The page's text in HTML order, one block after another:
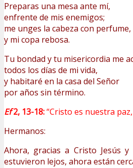
Preparas una mesa ante mí,
enfrente de mis enemigos;
me unges la cabeza con perfume,
y mi copa rebosa.
Tu bondad y tu misericordia me
todos los días de mi vida,
y habitaré en la casa del Señor
por años sin término.
Ef2, 13-18:“Cristo es nuestra
Hermanos:
Ahora, gracias a Cristo Jesús
estuvieron lejos, ahora están